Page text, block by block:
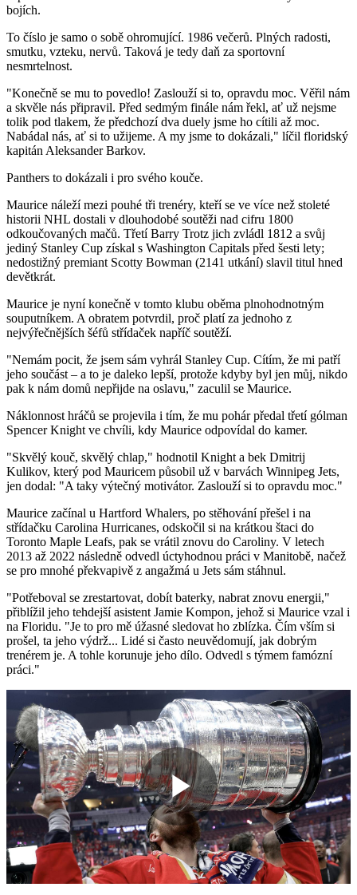
bojích.
To číslo je samo o sobě ohromující. 1986 večerů. Plných radosti,
smutku, vzteku, nervů. Taková je tedy daň za sportovní
nesmrtelnost.
"Konečně se mu to povedlo! Zaslouží si to, opravdu moc. Věřil nám
a skvěle nás připravil. Před sedmým finále nám řekl, ať už nejsme
tolik pod tlakem, že předchozí dva duely jsme ho cítili až moc.
Nabádal nás, ať si to užijeme. A my jsme to dokázali," líčil floridský
kapitán Aleksander Barkov.
Panthers to dokázali i pro svého kouče.
Maurice náleží mezi pouhé tři trenéry, kteří se ve více než stoleté
historii NHL dostali v dlouhodobé soutěži nad cifru 1800
odkoučovaných mačů. Třetí Barry Trotz jich zvládl 1812 a svůj
jediný Stanley Cup získal s Washington Capitals před šesti lety;
nedostižný premiant Scotty Bowman (2141 utkání) slavil titul hned
devětkrát.
Maurice je nyní konečně v tomto klubu oběma plnohodnotným
souputníkem. A obratem potvrdil, proč platí za jednoho z
nejvýřečnějších šéfů střídaček napříč soutěží.
"Nemám pocit, že jsem sám vyhrál Stanley Cup. Cítím, že mi patří
jeho součást – a to je daleko lepší, protože kdyby byl jen můj, nikdo
pak k nám domů nepřijde na oslavu," zaculil se Maurice.
Náklonnost hráčů se projevila i tím, že mu pohár předal třetí gólman
Spencer Knight ve chvíli, kdy Maurice odpovídal do kamer.
"Skvělý kouč, skvělý chlap," hodnotil Knight a bek Dmitrij
Kulikov, který pod Mauricem působil už v barvách Winnipeg Jets,
jen dodal: "A taky výtečný motivátor. Zaslouží si to opravdu moc."
Maurice začínal u Hartford Whalers, po stěhování přešel i na
střídačku Carolina Hurricanes, odskočil si na krátkou štaci do
Toronto Maple Leafs, pak se vrátil znovu do Caroliny. V letech
2013 až 2022 následně odvedl úctyhodnou práci v Manitobě, načež
se pro mnohé překvapivě z angažmá u Jets sám stáhnul.
"Potřeboval se zrestartovat, dobít baterky, nabrat znovu energii,"
přiblížil jeho tehdejší asistent Jamie Kompon, jehož si Maurice vzal i
na Floridu. "Je to pro mě úžasné sledovat ho zblízka. Čím vším si
prošel, ta jeho výdrž... Lidé si často neuvědomují, jak dobrým
trenérem je. A tohle korunuje jeho dílo. Odvedl s týmem famózní
práci."
Play